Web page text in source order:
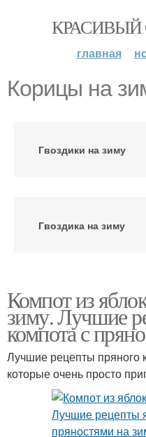
КРАСИВЫЙ
главная
Корицы на
Гвоздики на зиму
Гвоздика на зиму
Компот из
зиму. Лучшие
компота с
Лучшие рецепты пряного
которые очень просто